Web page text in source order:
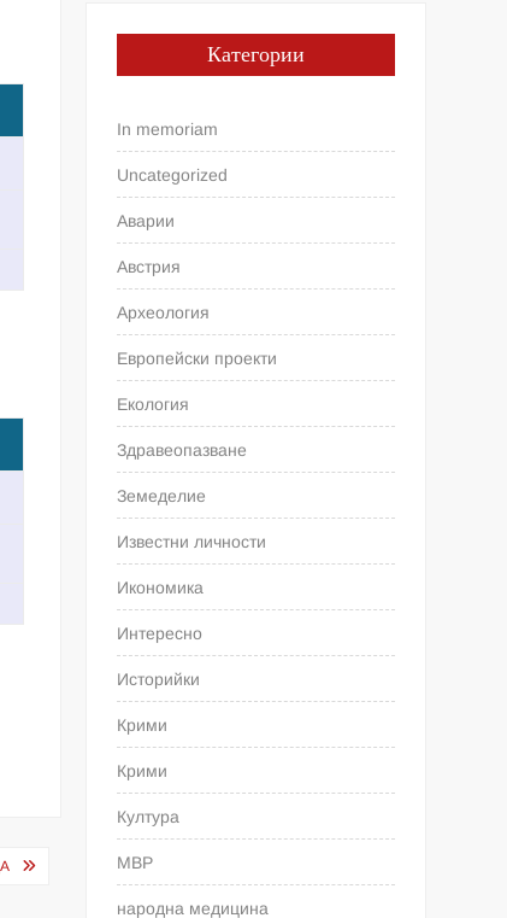
Категории
In memoriam
Uncategorized
Аварии
Австрия
Археология
Европейски проекти
Екология
Здравеопазване
Земеделие
Известни личности
Икономика
Интересно
Историйки
Крими
Крими
Култура
МВР
народна медицина